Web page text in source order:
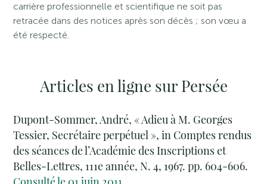
carrière professionnelle et scientifique ne soit pas
retracée dans des notices après son décès ; son vœu a
été respecté.
Articles en ligne sur Persée
Dupont-Sommer, André, « Adieu à M. Georges
Tessier, Secrétaire perpétuel », in Comptes rendus
des séances de l’Académie des Inscriptions et
Belles-Lettres, 111e année, N. 4, 1967. pp. 604-606.